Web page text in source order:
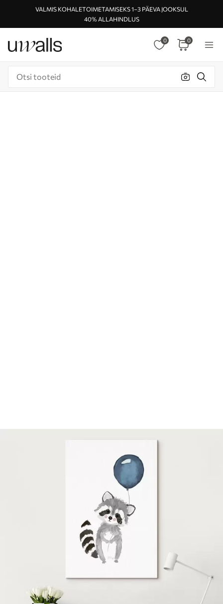
VALMIS KOHALETOIMETAMISEKS 1–3 PÄEVA JOOKSUL
40% ALLAHINDLUS
0 0